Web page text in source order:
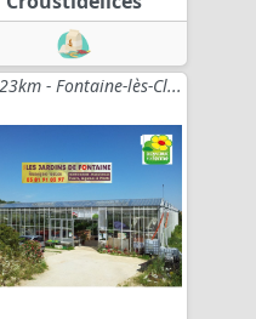
23km - Fontaine-lès-Cl...